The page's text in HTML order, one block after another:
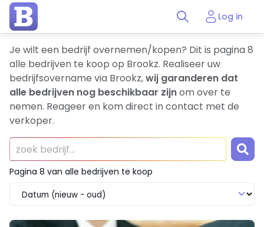
Log in
Je wilt een bedrijf overnemen/kopen? Dit is pagina 8
alle bedrijven te koop op Brookz. Realiseer uw
bedrijfsovername via Brookz,wij garanderen dat
alle bedrijven nog beschikbaar zijnom over te
nemen. Reageer en kom direct in contact met de
verkoper.
Pagina 8 van alle bedrijven te koop